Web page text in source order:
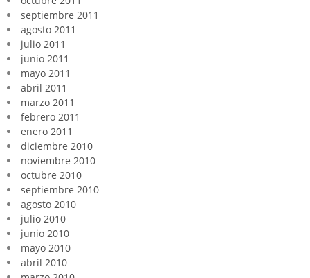
septiembre 2011
agosto 2011
julio 2011
junio 2011
mayo 2011
abril 2011
marzo 2011
febrero 2011
enero 2011
diciembre 2010
noviembre 2010
octubre 2010
septiembre 2010
agosto 2010
julio 2010
junio 2010
mayo 2010
abril 2010